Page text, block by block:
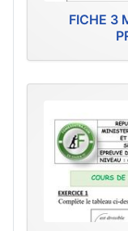
FICHE 3